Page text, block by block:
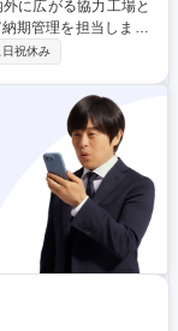
期管理を担当しま
・最適化という、一
スナー・生地など必
び納期管理 ■サンプ
お客様指定の店舗・
日祝休み